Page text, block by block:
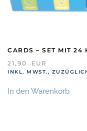
CARDS – SET MIT 24
21,90
EUR
INKL. MWST.,
In den Warenkorb